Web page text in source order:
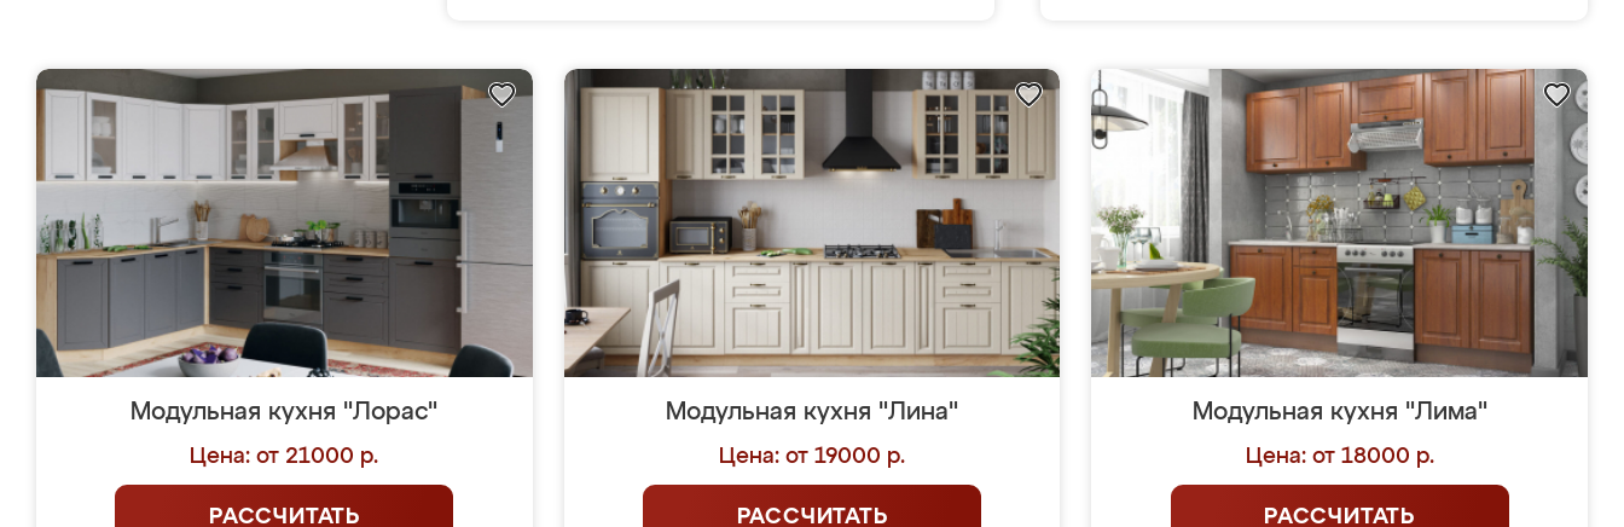
Модульная кухня "Лорас"
Цена: от 21000 р.
РАССЧИТАТЬ
Модульная кухня "Лина"
Цена: от 19000 р.
РАССЧИТАТЬ
Модульная кухня "Лима"
Цена: от 18000 р.
РАССЧИТАТЬ